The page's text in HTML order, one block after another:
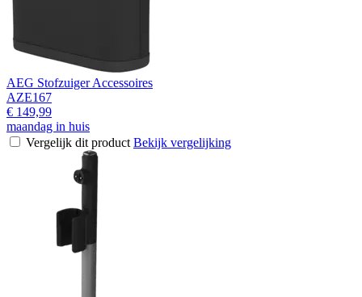
AEG Stofzuiger Accessoires
AZE167
€ 149,99
maandag in huis
Vergelijk dit product Bekijk vergelijking